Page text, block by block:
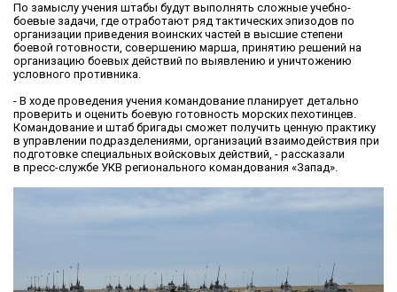
По замыслу учения штабы будут выполнять сложные учебно-
боевые задачи, где отработают ряд тактических эпизодов по
организации приведения воинских частей в высшие степени
боевой готовности, совершению марша, принятию решений на
организацию боевых действий по выявлению и уничтожению
условного противника.
- В ходе проведения учения командование планирует детально
проверить и оценить боевую готовность морских пехотинцев.
Командование и штаб бригады сможет получить ценную практику
в управлении подразделениями, организаций взаимодействия при
подготовке специальных войсковых действий, - рассказали
в пресс-службе УКВ регионального командования «Запад».